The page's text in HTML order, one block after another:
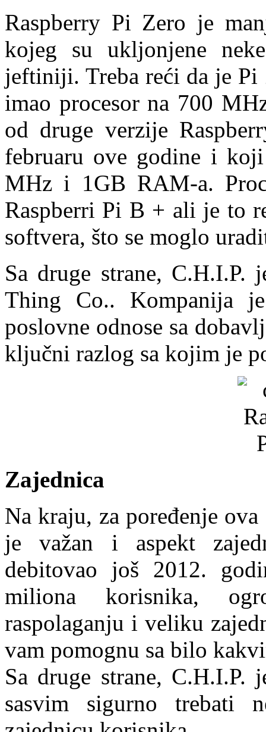
Raspberry Pi Zero je
kojeg su ukljonjene
jeftiniji. Treba reći da je
imao procesor na 700
od druge verzije
februaru ove godine i
MHz i 1GB RAM-a.
Raspberri Pi B + ali je to
softvera, što se moglo
Sa druge strane, C.H.I.P.
Thing Co.. Kompanija
poslovne odnose sa
ključni razlog sa kojim je
Zajednica
Na kraju, za poređenje
je važan i aspekt
debitovao još 2012.
miliona korisnika,
raspolaganju i veliku
vam pomognu sa bilo
Sa druge strane,
sasvim sigurno trebati